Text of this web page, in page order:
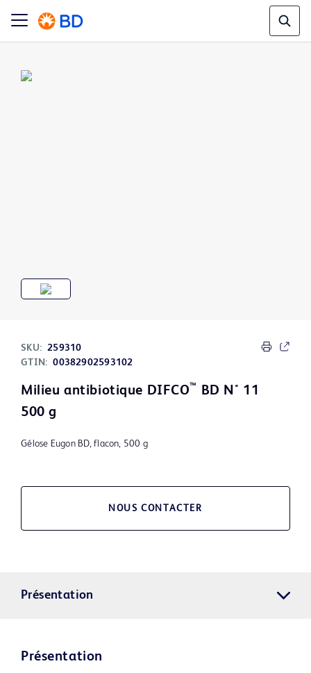
SKU: 259310
GTIN: 00382902593102
Milieu antibiotique DIFCO™ BD N° 11
500 g
Gélose Eugon BD, flacon, 500 g
NOUS CONTACTER
Présentation
Présentation